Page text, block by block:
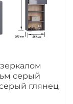
серый
глянец